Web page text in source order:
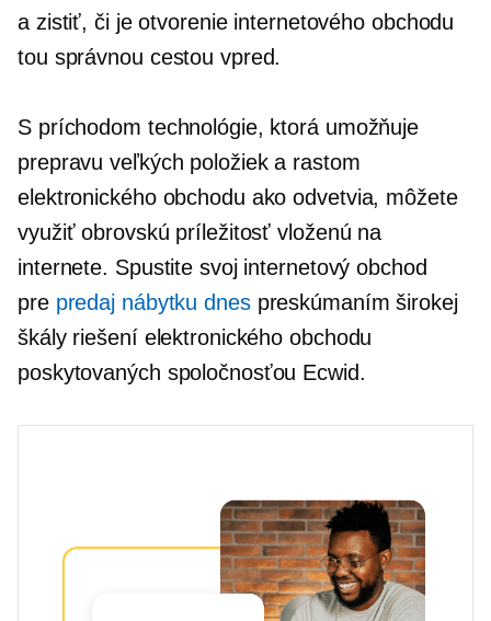
a zistiť, či je otvorenie internetového obchodu
tou správnou cestou vpred.
S príchodom technológie, ktorá umožňuje
prepravu veľkých položiek a rastom
elektronického obchodu ako odvetvia, môžete
využiť obrovskú príležitosť vloženú na
internete. Spustite svoj internetový obchod
pre predaj nábytku dnespreskúmaním širokej
škály riešení elektronického obchodu
poskytovaných spoločnosťou Ecwid.